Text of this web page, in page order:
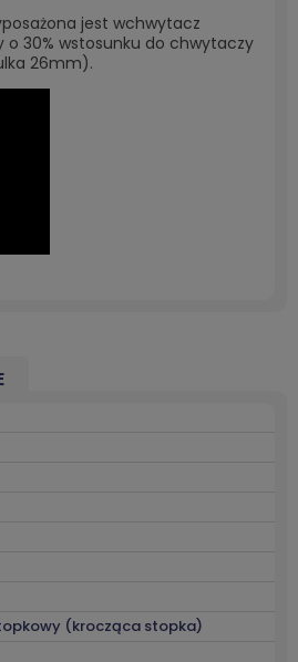
jest wchwytacz
o 30% wstosunku do chwytaczy
26mm).
(krocząca stopka)